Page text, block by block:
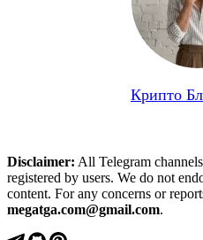
Крипто
Disclaimer: All Telegram
registered by users. We do not
content. For any concerns or
megatga.com@gmail.com.